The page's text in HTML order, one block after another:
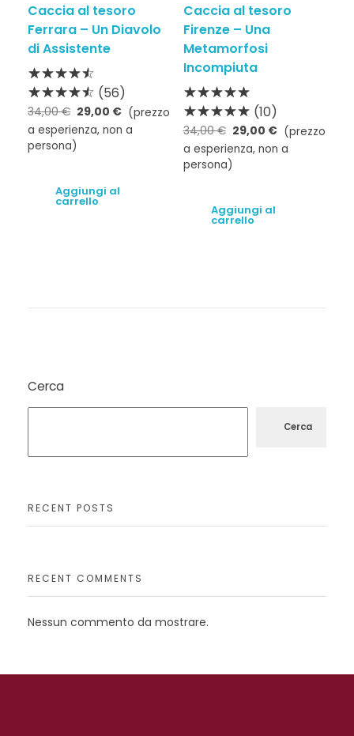
Caccia al tesoro
Ferrara – Un Diavolo
di Assistente
(56)
34,00€ 29,00 € (prezzo
a esperienza, non a
persona)
Aggiungi al
carrello
Caccia al tesoro
Firenze – Una
Metamorfosi
Incompiuta
(10)
34,00€ 29,00 € (prezzo
a esperienza, non a
persona)
Aggiungi al
carrello
Cerca
Cerca
RECENT POSTS
RECENT COMMENTS
Nessun commento da mostrare.